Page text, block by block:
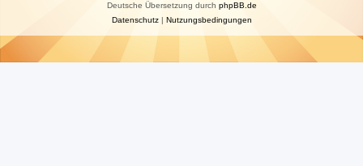
Deutsche Übersetzung durch phpBB.de
Datenschutz| Nutzungsbedingungen